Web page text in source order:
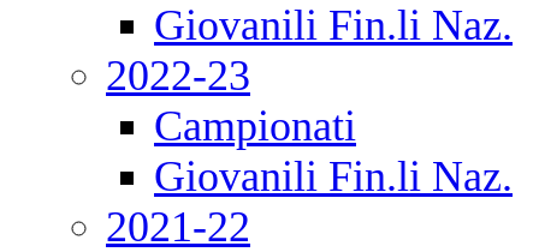
Giovanili Fin.li Naz.
2022-23
Campionati
Giovanili Fin.li Naz.
2021-22